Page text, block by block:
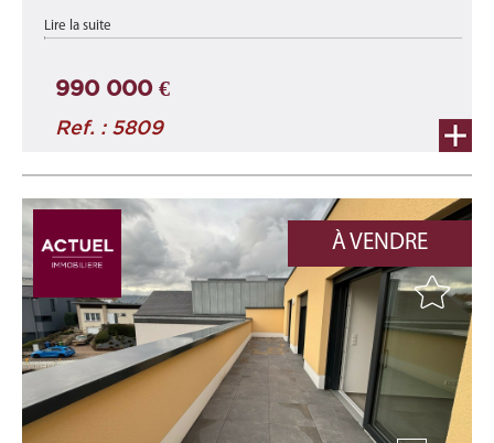
appartement A1-C neuf d'une surface totale de 139,55 m²
comprenant une surface habitable d'environ 113,05 m² et une
Lire la suite
990 000 €
Ref. : 5809
À VENDRE